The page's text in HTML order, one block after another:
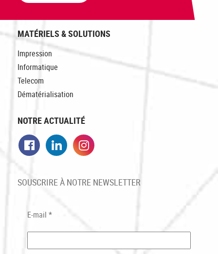
MATÉRIELS & SOLUTIONS
Impression
Informatique
Telecom
Dématérialisation
NOTRE ACTUALITÉ
FacebookLinkedIn
SOUSCRIRE À NOTRE NEWSLETTER
E-mail *